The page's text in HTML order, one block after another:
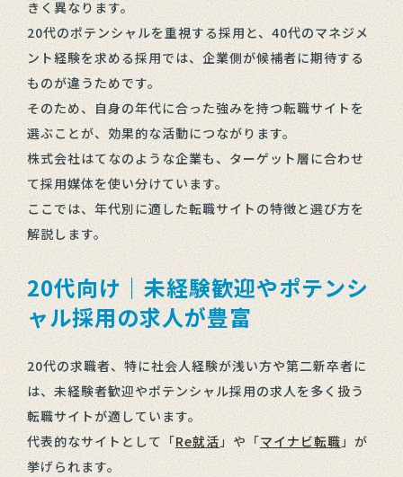
きく異なります。
20代のポテンシャルを重視する採用と、40代のマネジメ
ント経験を求める採用では、企業側が候補者に期待する
ものが違うためです。
そのため、自身の年代に合った強みを持つ転職サイトを
選ぶことが、効果的な活動につながります。
株式会社はてなのような企業も、ターゲット層に合わせ
て採用媒体を使い分けています。
ここでは、年代別に適した転職サイトの特徴と選び方を
解説します。
20代向け｜未経験歓迎やポテンシ
ャル採用の求人が豊富
20代の求職者、特に社会人経験が浅い方や第二新卒者に
は、未経験者歓迎やポテンシャル採用の求人を多く扱う
転職サイトが適しています。
代表的なサイトとして「Re就活」や「マイナビ転職 」が
挙げられます。